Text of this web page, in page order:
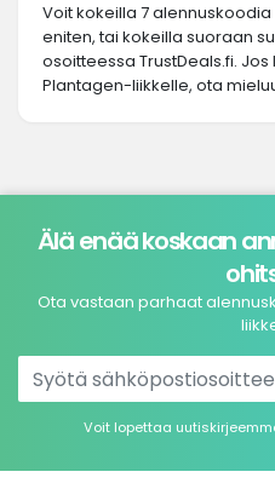
Voit kokeilla 7
eniten, tai kokeilla suoraan
osoitteessa TrustDeals.fi.
Plantagen-liikkelle, ota
Älä enää koskaan
Ota vastaan parhaat
Voit lopettaa